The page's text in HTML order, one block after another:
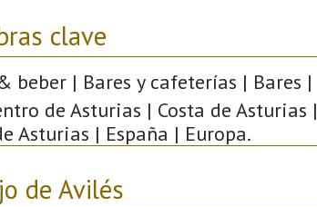
clave
beber | Bares y cafeterías | Bares |
de Asturias | Costa de Asturias |
Asturias | España | Europa.
de Avilés